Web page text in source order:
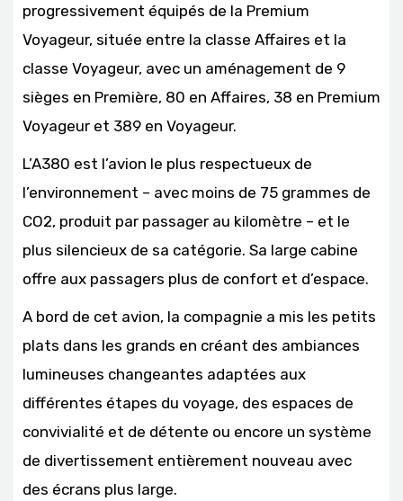
progressivement équipés de la Premium
Voyageur, située entre la classe Affaires et la
classe Voyageur, avec un aménagement de 9
sièges en Première, 80 en Affaires, 38 en Premium
Voyageur et 389 en Voyageur.
L’A380 est l’avion le plus respectueux de
l’environnement – avec moins de 75 grammes de
CO2, produit par passager au kilomètre – et le
plus silencieux de sa catégorie. Sa large cabine
offre aux passagers plus de confort et d’espace.
A bord de cet avion, la compagnie a mis les petits
plats dans les grands en créant des ambiances
lumineuses changeantes adaptées aux
différentes étapes du voyage, des espaces de
convivialité et de détente ou encore un système
de divertissement entièrement nouveau avec
des écrans plus large.